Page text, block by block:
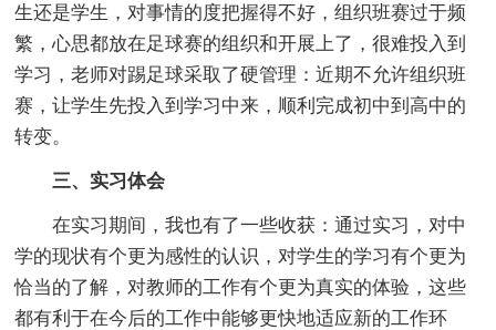
生还是学生，对事情的度把握得不好，组织班赛过于频
繁，心思都放在足球赛的组织和开展上了，很难投入到
学习，老师对踢足球采取了硬管理：近期不允许组织班
赛，让学生先投入到学习中来，顺利完成初中到高中的
转变。
三、实习体会
在实习期间，我也有了一些收获：通过实习，对中
学的现状有个更为感性的认识，对学生的学习有个更为
恰当的了解，对教师的工作有个更为真实的体验，这些
都有利于在今后的工作中能够更快地适应新的工作环